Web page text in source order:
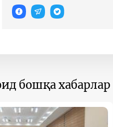
бошқа хабарлар